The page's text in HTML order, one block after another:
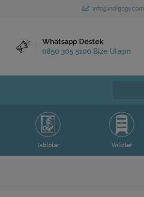
info@indigogv.com
Kargo Bedava
1.250 TL ve Üzeri
Whatsapp Destek
0850 305 5100 Bize Ulaşın
Tablolar Valizler